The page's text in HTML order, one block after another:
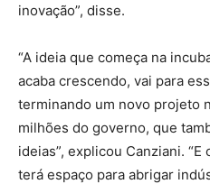
inovação”, disse.
“A ideia que começa na
acaba crescendo, vai para
terminando um novo projeto
milhões do governo, que
ideias”, explicou Canziani.
terá espaço para abrigar